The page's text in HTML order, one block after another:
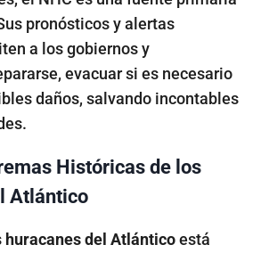
pronósticos y alertas
a los gobiernos y
evacuar si es necesario
daños, salvando incontables
Históricas de los
Atlántico
huracanes del Atlánticoestá